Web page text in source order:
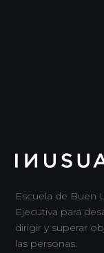
Escuela de Buen
Ejecutiva para
dirigir y superar
las personas.